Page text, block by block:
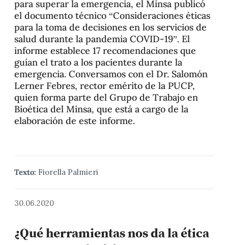
para superar la emergencia, el Minsa publicó
el documento técnico “Consideraciones éticas
para la toma de decisiones en los servicios de
salud durante la pandemia COVID-19”. El
informe establece 17 recomendaciones que
guían el trato a los pacientes durante la
emergencia. Conversamos con el Dr. Salomón
Lerner Febres, rector emérito de la PUCP,
quien forma parte del Grupo de Trabajo en
Bioética del Minsa, que está a cargo de la
elaboración de este informe.
Texto: Fiorella Palmieri
30.06.2020
¿Qué herramientas nos da la ética